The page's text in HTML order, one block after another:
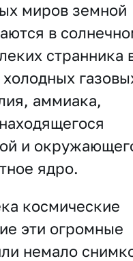
миров земной
в
странника
аммиака,
и
ядро.
космические
эти огромные
немало